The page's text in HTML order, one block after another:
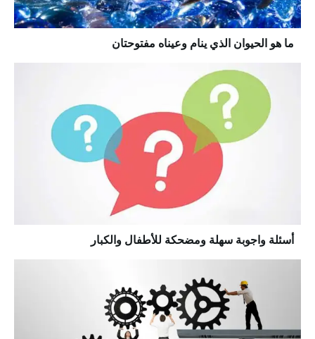
ما هو الحيوان الذي ينام وعيناه مفتوحتان
أسئلة واجوبة سهلة ومضحكة للأطفال والكبار